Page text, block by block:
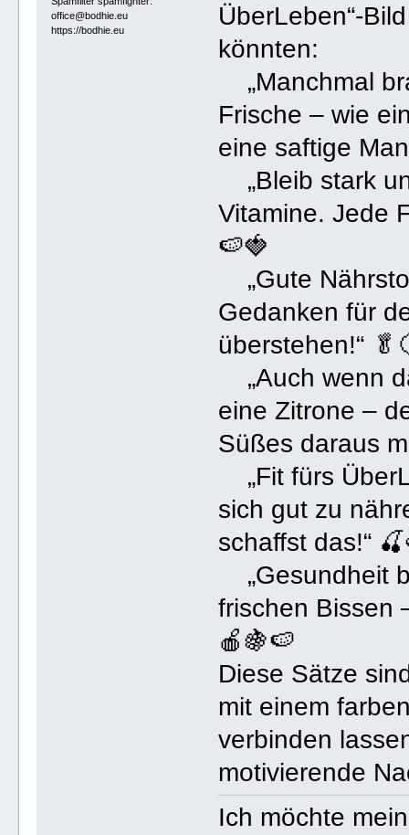
office@bodhie.eu
https://bodhie.eu
ÜberLeben“-
könnten:
„Manchmal
Frische – wie
eine saftige
„Bleib stark
Vitamine. Jede
🍉🍓
„Gute
Gedanken für
überstehen!“
„Auch wenn
eine Zitrone –
Süßes daraus
„Fit fürs
sich gut zu
schaffst das!“
„Gesundheit
frischen Bissen
🍎🍇🍉
Diese Sätze
mit einem
verbinden
motivierende
Ich möchte